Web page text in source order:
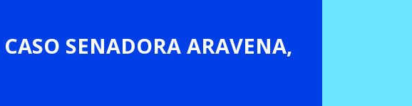
SENADORA ARAVENA,